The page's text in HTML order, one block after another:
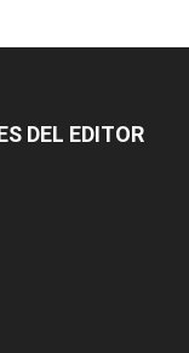
DEL EDITOR